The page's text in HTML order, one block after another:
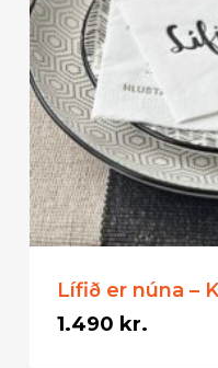
Lífið er núna –
1.490 kr.